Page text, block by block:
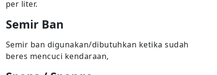
per liter.
Semir Ban
Semir ban digunakan/dibutuhkan ketika sudah
beres mencuci kendaraan,